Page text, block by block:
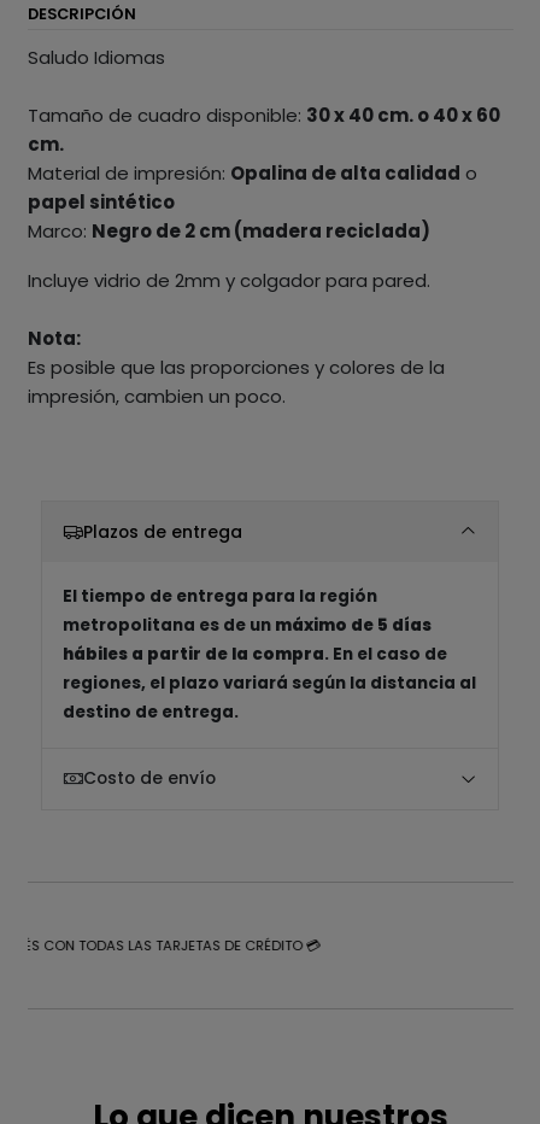
DESCRIPCIÓN
Saludo Idiomas
Tamaño de cuadro disponible: 30 x 40 cm. o 40 x 60
cm.
Material de impresión: Opalina de alta calidad o
papel sintético
Marco: Negro de 2 cm (madera reciclada)
Incluye vidrio de 2mm y colgador para pared.
Nota:
Es posible que las proporciones y colores de la
impresión, cambien un poco.
Plazos de entrega
El tiempo de entrega para la región
metropolitana es de un máximo de 5 días
hábiles a partir de la compra. En el caso de
regiones, el plazo variará según la distancia al
destino de entrega.
Costo de envío
CON TODAS LAS TARJETAS DE CRÉDITO 💳